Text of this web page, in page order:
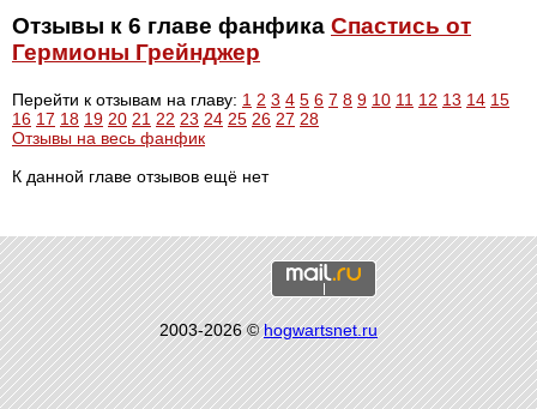
Отзывы к 6 главе фанфика Спастись от
Гермионы Грейнджер
Перейти к отзывам на главу: 1 2 3 4 5 6 7 8 9 10 11 12 13 14 15
16 17 18 19 20 21 22 23 24 25 26 27 28
Отзывы на весь фанфик
К данной главе отзывов ещё нет
2003-2026 ©hogwartsnet.ru